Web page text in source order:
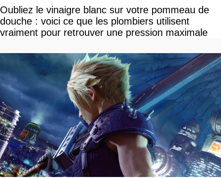
Oubliez le vinaigre blanc sur votre pommeau de
douche : voici ce que les plombiers utilisent
vraiment pour retrouver une pression maximale